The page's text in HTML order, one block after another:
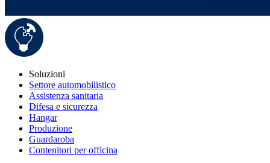
Soluzioni
Settore automobilistico
Assistenza sanitaria
Difesa e sicurezza
Hangar
Produzione
Guardaroba
Contenitori per officina